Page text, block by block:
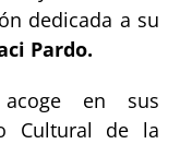
dedicada a su
Pardo.
acoge en sus
Cultural de la